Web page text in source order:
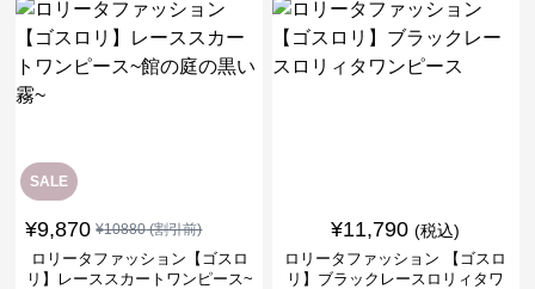
SALE
¥9,870 ¥10880(割引前)
ロリータファッション【ゴスロ
リ】レーススカートワンピース~
¥11,790 (税込)
ロリータファッション 【ゴスロ
リ】ブラックレースロリィタワ